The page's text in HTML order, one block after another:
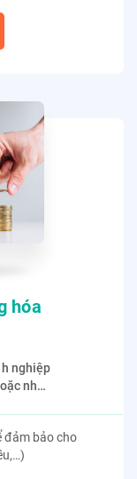
hóa
nghiệp
nhập
đảm bảo cho